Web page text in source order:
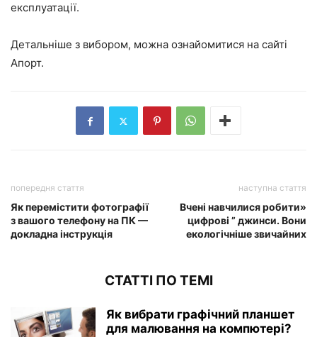
експлуатації.
Детальніше з вибором, можна ознайомитися на сайті
Апорт.
попередня стаття
Як перемістити фотографії
з вашого телефону на ПК —
докладна інструкція
наступна стаття
Вчені навчилися робити»
цифрові ” джинси. Вони
екологічніше звичайних
СТАТТІ ПО ТЕМІ
Як вибрати графічний планшет
для малювання на компютері?